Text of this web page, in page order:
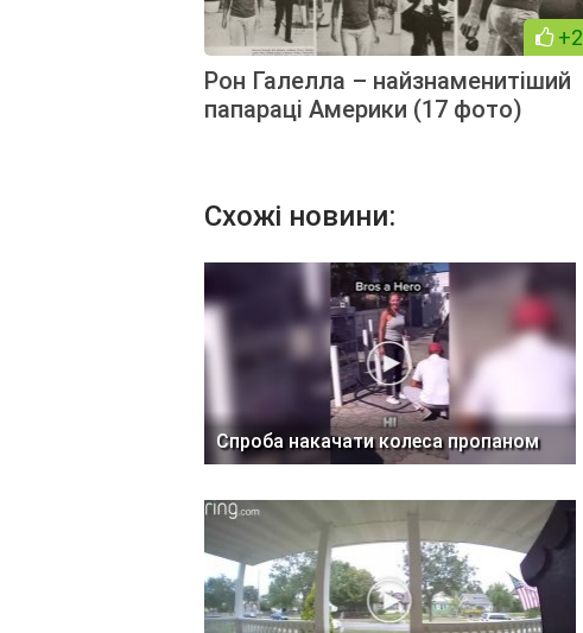
+2
Рон Галелла – найзнаменитіший
папараці Америки (17 фото)
Схожі новини:
Спроба накачати колеса пропаном